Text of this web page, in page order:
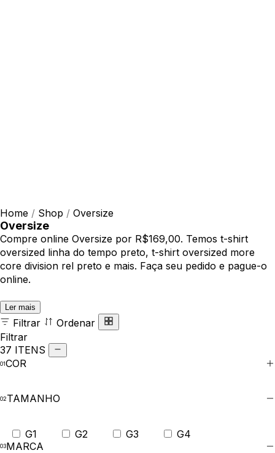
Home / Shop / Oversize
Oversize
Compre online Oversize por R$169,00. Temos t-shirt
oversized linha do tempo preto, t-shirt oversized more
core division rel preto e mais. Faça seu pedido e pague-o
online.
Ler mais
Filtrar
Ordenar
Filtrar
37 ITENS
COR
TAMANHO
G1 G2 G3
G4
MARCA